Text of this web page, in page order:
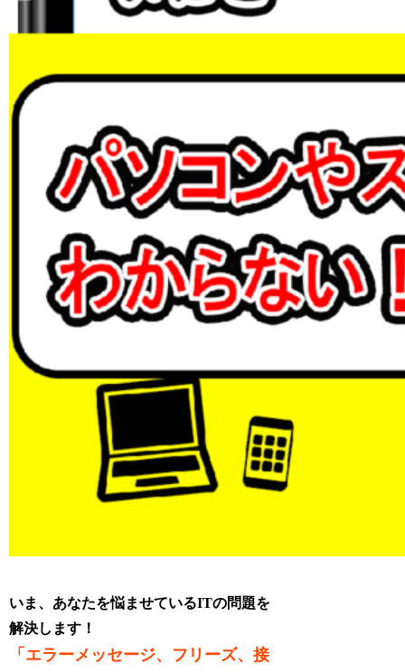
いま、あなたを悩ませているITの問題を
解決します！
「エラーメッセージ、フリーズ、接